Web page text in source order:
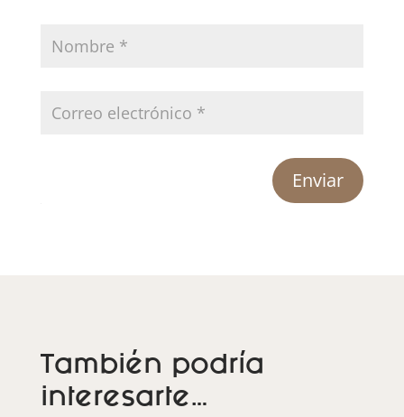
Enviar
También podría
interesarte…